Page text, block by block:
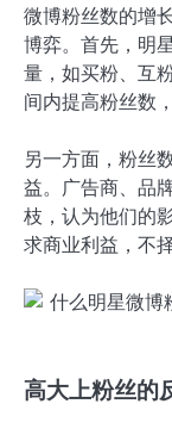
微博粉丝数的增
博弈。首先，明
量，如买粉、互
间内提高粉丝数
另一方面，粉丝
益。广告商、品
枝，认为他们的
求商业利益，不
高大上粉丝的